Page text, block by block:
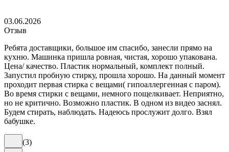
03.06.2026
Отзыв
Ребята доставщики, большое им спасибо, занесли прямо на
кухню. Машинка пришла ровная, чистая, хорошо упакована.
Цена/ качество. Пластик нормальный, комплект полный.
Запустил пробную стирку, прошла хорошо. На данный момент
проходит первая стирка с вещами( гипоаллергенная с паром).
Во время стирки с вещами, немного пощелкивает. Неприятно,
но не критично. Возможно пластик. В одном из видео заснял.
Будем стирать, наблюдать. Надеюсь прослужит долго. Взял
бабушке.
(3)